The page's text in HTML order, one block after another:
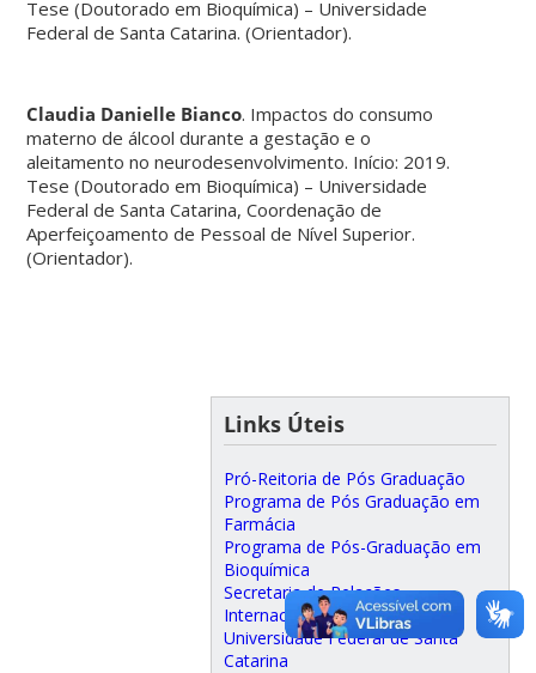
Tese (Doutorado em Bioquímica) – Universidade
Federal de Santa Catarina. (Orientador).
Claudia Danielle Bianco. Impactos do consumo
materno de álcool durante a gestação e o
aleitamento no neurodesenvolvimento. Início: 2019.
Tese (Doutorado em Bioquímica) – Universidade
Federal de Santa Catarina, Coordenação de
Aperfeiçoamento de Pessoal de Nível Superior.
(Orientador).
Links Úteis
Pró-Reitoria de Pós Graduação
Programa de Pós Graduação em
Farmácia
Programa de Pós-Graduação em
Bioquímica
Secretaria de Relações
Internacionais (SINTER)
Universidade Federal de Santa
Catarina